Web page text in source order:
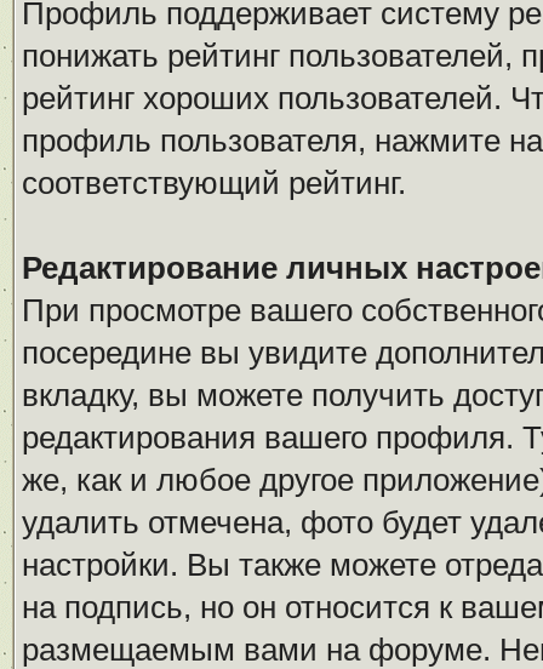
Профиль поддерживает систему
понижать рейтинг
рейтинг хороших пользователей.
профиль пользователя, нажмите
соответствующий рейтинг.
Редактирование личных
При просмотре вашего
посередине вы увидите
вкладку, вы можете получить
редактирования вашего профиля.
же, как и любое другое
удалить отмечена, фото будет
настройки. Вы также можете
на подпись, но он относится к
размещаемым вами на форуме.